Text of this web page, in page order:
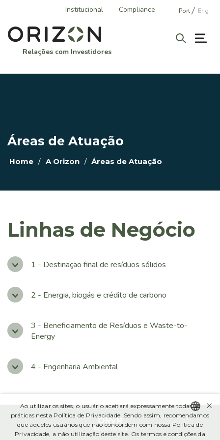
Relações com Investidores
Institucional Compliance Port Eng
A ORIZON
Áreas de Atuação
Vantagens Competitivas
Administração, Conselhos e Comitês
Código de Ética
Informe de Governança Corporativa
Relatório Anual de Sustentabilidade
Central de Resultados
Central de Downloads
Áreas de Atuação
Home / A Orizon / Áreas de Atuação
Linhas de Negócio
1 - Destinação final de resíduos sólidos
2 - Energia, biogás e crédito de carbono
3 - Beneficiamento de Resíduos e Waste-to-
Energy
4 - Engenharia Ambiental
PORTUGUESE
×
Ao utilizar os sites, o usuário aceitará expressamente todas as
práticas nesta Política de Privacidade. Sendo assim, recomendamos
que àqueles usuários que não concordem com nossa Política de
Privacidade, a não utilização deste site. Os termos e condições da